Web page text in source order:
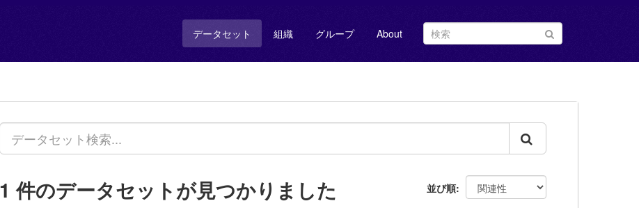
データセット 組織 グループ About
並び順
1 件のデータセットが見つかりました